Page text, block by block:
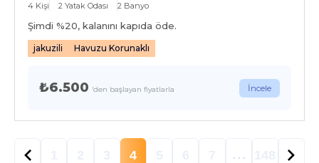
4 Kişi 2 Yatak Odası 2 Banyo
Şimdi %20, kalanını kapıda öde.
jakuzili Havuzu Korunaklı
₺6.500 'den başlayan fiyatlarla İncele
4 . . .